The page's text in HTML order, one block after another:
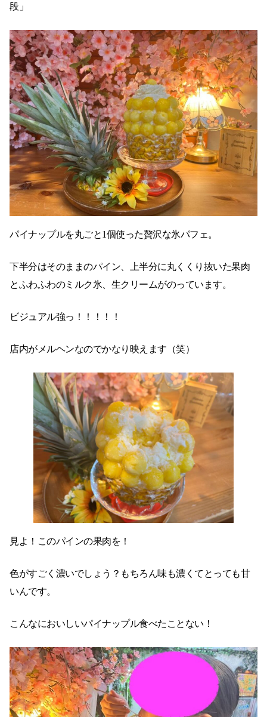
段」
パイナップルを丸ごと1個使った贅沢な氷パフェ。
下半分はそのままのパイン、上半分に丸くくり抜いた果肉
とふわふわのミルク氷、生クリームがのっています。
ビジュアル強っ！！！！！
店内がメルヘンなのでかなり映えます（笑）
見よ！このパインの果肉を！
色がすごく濃いでしょう？もちろん味も濃くてとっても甘
いんです。
こんなにおいしいパイナップル食べたことない！